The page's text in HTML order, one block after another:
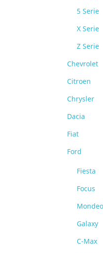
5 Serie
X Serie
Z Serie
Chevrolet
Citroen
Chrysler
Dacia
Fiat
Ford
Fiesta
Focus
Mondeo
Galaxy
C-Max